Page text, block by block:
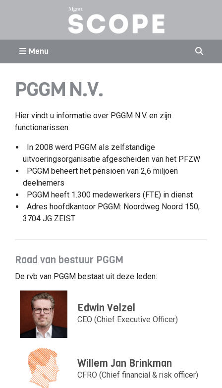
Menu
PGGM N.V.
Hier vindt u informatie over PGGM N.V. en zijn
functionarissen.
In 2008 werd PGGM als zelfstandige
uitvoeringsorganisatie afgescheiden van het PFZW
PGGM beheert het pensioen van 2,6 miljoen
deelnemers
PGGM heeft 1.300 medewerkers (FTE) in dienst
Adres hoofdkantoor PGGM: Noordweg Noord 150,
3704 JG ZEIST
Raad van bestuur PGGM
De rvb van PGGM bestaat uit deze leden:
Edwin Velzel
CEO (Chief Executive Officer)
Willem Jan Brinkman
CFRO (Chief financial & risk officer)